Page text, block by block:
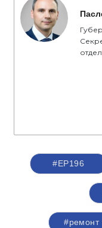
#ЕР196
#ремонт